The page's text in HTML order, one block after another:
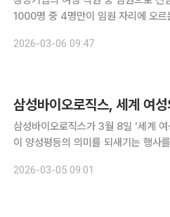
1000명 중 4명만이 임원 자리에 오
등 관련 지표는 조금씩 개선되고 있으
2026-03-06 09:47
삼성바이오로직스, 세계 여
삼성바이오로직스가 3월 8일 ‘세계
이 양성평등의 의미를 되새기는 행사를 마련했다고 5일 밝
해 공식 기념일로 지정됐다. 삼성바이
2026-03-05 09:01